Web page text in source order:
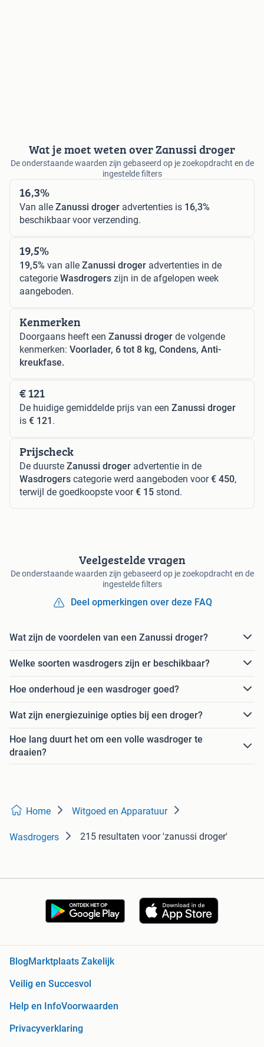
Wat je moet weten over Zanussi droger
De onderstaande waarden zijn gebaseerd op je zoekopdracht en de
ingestelde filters
16,3%
Van alle Zanussi droger advertenties is 16,3%
beschikbaar voor verzending.
19,5%
19,5% van alle Zanussi droger advertenties in de
categorie Wasdrogers zijn in de afgelopen week
aangeboden.
Kenmerken
Doorgaans heeft een Zanussi droger de volgende
kenmerken: Voorlader, 6 tot 8 kg, Condens, Anti-
kreukfase.
€ 121
De huidige gemiddelde prijs van een Zanussi droger
is € 121 .
Prijscheck
De duurste Zanussi droger advertentie in de
Wasdrogers categorie werd aangeboden voor€ 450,
terwijl de goedkoopste voor€ 15 stond.
Veelgestelde vragen
De onderstaande waarden zijn gebaseerd op je zoekopdracht en de
ingestelde filters
Deel opmerkingen over deze FAQ
Wat zijn de voordelen van een Zanussi droger?
Welke soorten wasdrogers zijn er beschikbaar?
Hoe onderhoud je een wasdroger goed?
Wat zijn energiezuinige opties bij een droger?
Hoe lang duurt het om een volle wasdroger te
draaien?
Home Witgoed en Apparatuur
Wasdrogers 215 resultaten voor 'zanussi droger'
Blog Marktplaats Zakelijk
Veilig en Succesvol
Help en InfoVoorwaarden
Privacyverklaring